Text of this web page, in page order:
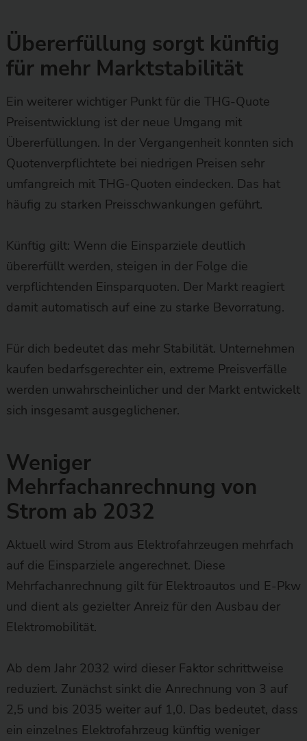
Übererfüllung sorgt künftig
für mehr Marktstabilität
Ein weiterer wichtiger Punkt für die THG-Quote
Preisentwicklung ist der neue Umgang mit
Übererfüllungen. In der Vergangenheit konnten sich
Quotenverpflichtete bei niedrigen Preisen sehr
umfangreich mit THG-Quoten eindecken. Das hat
häufig zu starken Preisschwankungen geführt.
Künftig gilt: Wenn die Einsparziele deutlich
übererfüllt werden, steigen in der Folge die
verpflichtenden Einsparquoten. Der Markt reagiert
damit automatisch auf eine zu starke Bevorratung.
Für dich bedeutet das mehr Stabilität. Unternehmen
kaufen bedarfsgerechter ein, extreme Preisverfälle
werden unwahrscheinlicher und der Markt entwickelt
sich insgesamt ausgeglichener.
Weniger
Mehrfachanrechnung von
Strom ab 2032
Aktuell wird Strom aus Elektrofahrzeugen mehrfach
auf die Einsparziele angerechnet. Diese
Mehrfachanrechnung gilt für Elektroautos und E-Pkw
und dient als gezielter Anreiz für den Ausbau der
Elektromobilität.
Ab dem Jahr 2032 wird dieser Faktor schrittweise
reduziert. Zunächst sinkt die Anrechnung von 3 auf
2,5 und bis 2035 weiter auf 1,0. Das bedeutet, dass
ein einzelnes Elektrofahrzeug künftig weniger